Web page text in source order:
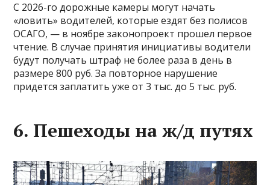
C 2026-го дорожные камеры могут начать
«ловить» водителей, которые ездят без полисов
ОСАГО, — в ноябре законопроект прошел первое
чтение. В случае принятия инициативы водители
будут получать штраф не более раза в день в
размере 800 руб. За повторное нарушение
придется заплатить уже от 3 тыс. до 5 тыс. руб.
6. Пешеходы на ж/д путях